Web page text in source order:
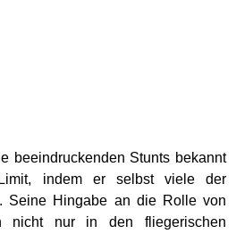
beeindruckenden Stunts bekannt
indem er selbst viele der
Seine Hingabe an die Rolle von
nicht nur in den fliegerischen